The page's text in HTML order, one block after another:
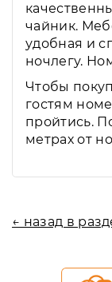
чайник.
удобная и
ночлегу.
Чтобы
гостям
пройтись.
метрах от
← назад в